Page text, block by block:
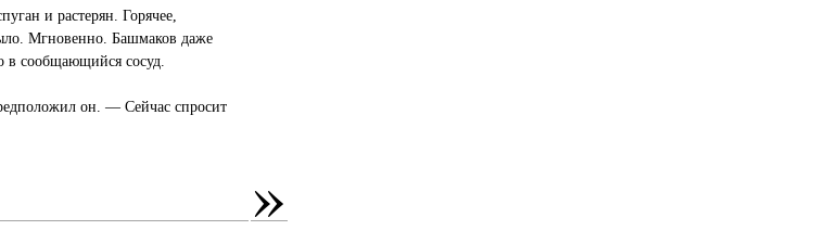
и растерян. Горячее,
Мгновенно. Башмаков даже
в сообщающийся сосуд.
он. — Сейчас спросит
»